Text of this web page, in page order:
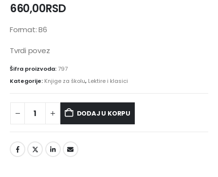
660,00RSD
Format: B6
Tvrdi povez
Šifra proizvoda:797
Kategorije: Knjige za školu, Lektire i klasici
DODAJ U KORPU
Alternative: